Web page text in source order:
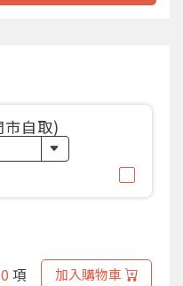
自取)
0 項 加入購物車